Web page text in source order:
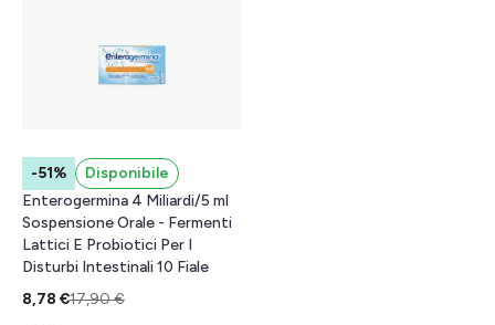
-51%
Disponibile
Enterogermina 4 Miliardi/5 ml
Sospensione Orale - Fermenti
Lattici E Probiotici Per I
Disturbi Intestinali 10 Fiale
8,78 €17,90 €